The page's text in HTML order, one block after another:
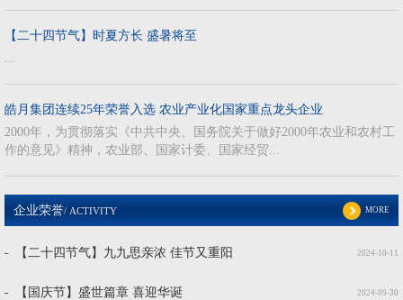
【二十四节气】时夏方长 盛暑将至
皓月集团连续25年荣誉入选 农业产业化国家重点龙头企业
2000年，为贯彻落实《中共中央、国务院关于做好2000年农业和农村工
作的意见》精神，农业部、国家计委、国家经贸...
企业荣誉/ ACTIVITY MORE
【二十四节气】九九思亲浓 佳节又重阳 2024-10-11
【国庆节】盛世篇章 喜迎华诞 2024-09-30